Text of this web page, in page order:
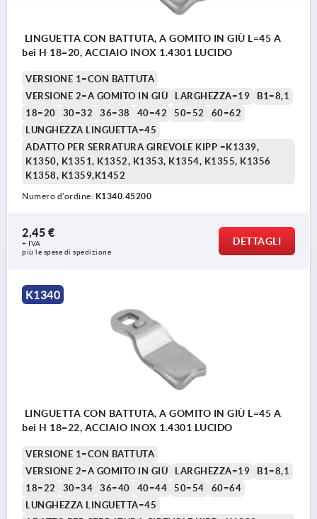
LINGUETTA CON BATTUTA, A GOMITO IN GIÙ L=45 A
bei H 18=20, ACCIAIO INOX 1.4301 LUCIDO
VERSIONE 1=CON BATTUTA
VERSIONE 2=A GOMITO IN GIÙ
LARGHEZZA=19
B1=8,1
18=20
30=32 36=38 40=42 50=52
60=62
LUNGHEZZA LINGUETTA=45
ADATTO PER SERRATURA GIREVOLE KIPP =K1339,
K1350, K1351, K1352, K1353, K1354, K1355, K1356
K1358, K1359,K1452
Numero d’ordine: K1340.45200
2,45 €
+ IVA
più le spese di spedizione
DETTAGLI
K1340
LINGUETTA CON BATTUTA, A GOMITO IN GIÙ L=45 A
bei H 18=22, ACCIAIO INOX 1.4301 LUCIDO
VERSIONE 1=CON BATTUTA
VERSIONE 2=A GOMITO IN GIÙ
LARGHEZZA=19
B1=8,1
18=22
30=34 36=40 40=44 50=54
60=64
LUNGHEZZA LINGUETTA=45